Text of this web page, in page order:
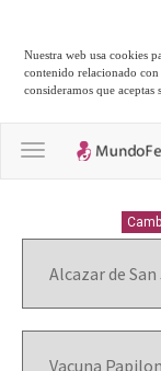
Nuestra web usa cookies
contenido relacionado con
consideramos que aceptas
Toggle